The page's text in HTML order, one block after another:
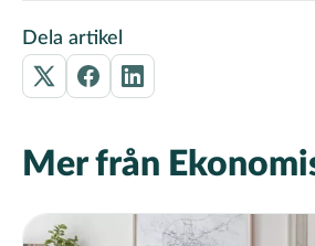
Dela artikel
Mer från